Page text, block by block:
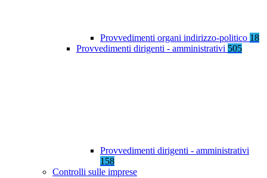
Provvedimenti organi indirizzo-politico 18
Provvedimenti dirigenti - amministrativi 505
Provvedimenti dirigenti - amministrativi
158
Controlli sulle imprese